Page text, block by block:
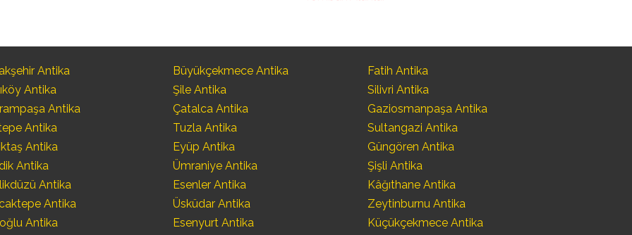
Antika
Antika
Antika
Antika
Antika
Antika
Antika
Antika
Antika
Büyükçekmece Antika
Şile Antika
Çatalca Antika
Tuzla Antika
Eyüp Antika
Ümraniye Antika
Esenler Antika
Üsküdar Antika
Esenyurt Antika
Fatih Antika
Silivri Antika
Gaziosmanpaşa Antika
Sultangazi Antika
Güngören Antika
Şişli Antika
Kâğıthane Antika
Zeytinburnu Antika
Küçükçekmece Antika